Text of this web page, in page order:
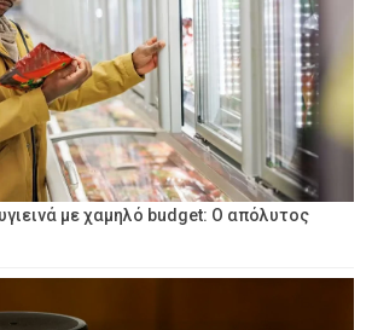
με χαμηλό budget: Ο απόλυτος